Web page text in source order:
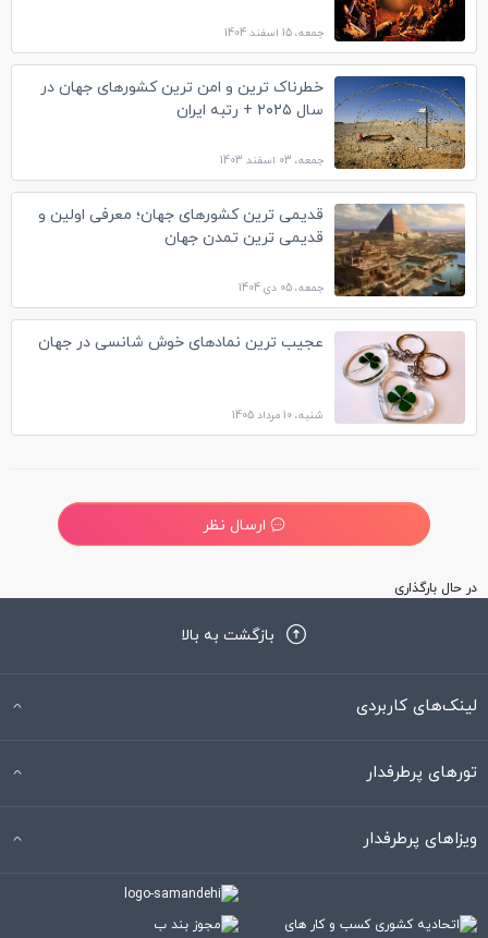
جمعه، 15 اسفند 1404
خطرناک ترین و امن ترین کشورهای جهان در
سال ۲۰۲۵ + رتبه ایران
جمعه، 03 اسفند 1403
قدیمی ترین کشورهای جهان؛ معرفی اولین و
قدیمی ترین تمدن جهان
جمعه، 05 دی 1404
عجیب ترین نمادهای خوش شانسی در جهان
شنبه، 10 مرداد 1405
در حال بارگذاری
بازگشت به بالا
لینک‌های کاربردی
تورهای پرطرفدار
ویزاهای پرطرفدار